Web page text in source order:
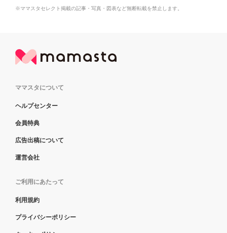
※ママスタセレクト掲載の記事・写真・図表など無断転載を禁止します。
ママスタについて
ヘルプセンター
会員特典
広告出稿について
運営会社
ご利用にあたって
利用規約
プライバシーポリシー